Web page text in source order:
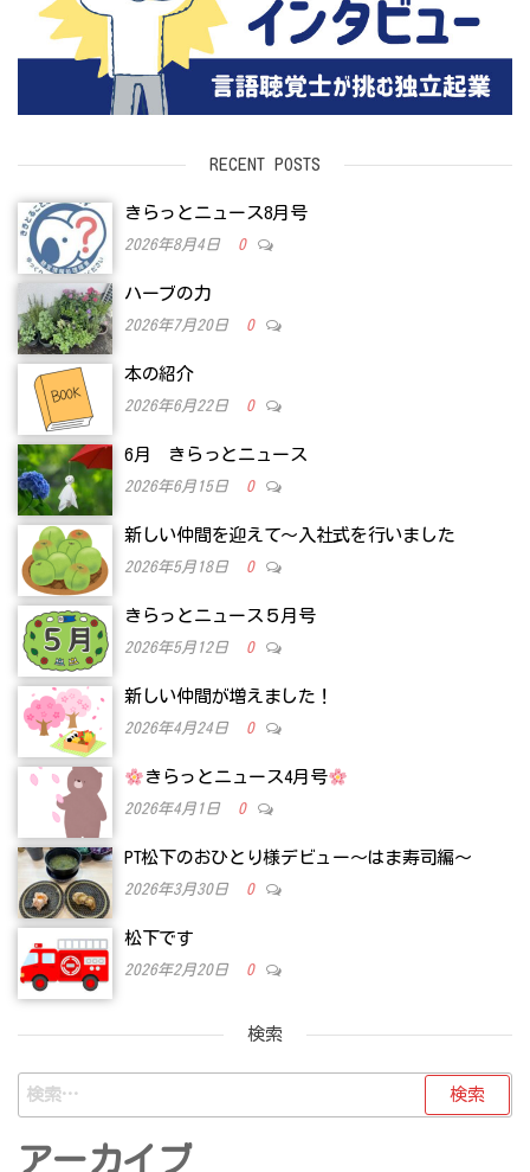
RECENT POSTS
きらっとニュース8月号
2026年8月4日 0
ハーブの力
2026年7月20日 0
本の紹介
2026年6月22日 0
6月 きらっとニュース
2026年6月15日 0
新しい仲間を迎えて～入社式を行いました
2026年5月18日 0
きらっとニュース５月号
2026年5月12日 0
新しい仲間が増えました！
2026年4月24日 0
きらっとニュース4月号
2026年4月1日 0
PT松下のおひとり様デビュー～はま寿司編～
2026年3月30日 0
松下です
2026年2月20日 0
検索
検
索:
アーカイブ